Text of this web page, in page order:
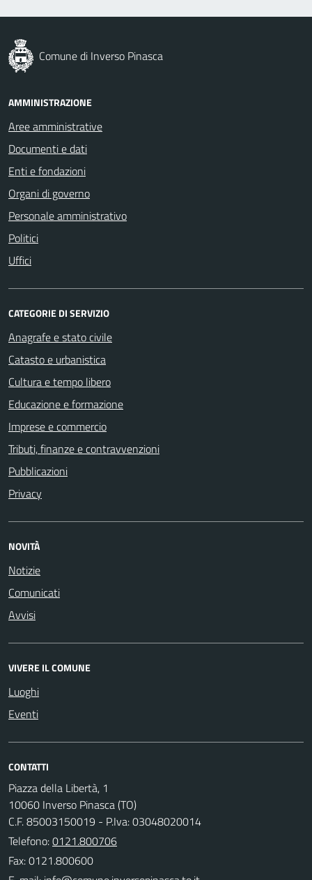
Comune di Inverso Pinasca
AMMINISTRAZIONE
Aree amministrative
Documenti e dati
Enti e fondazioni
Organi di governo
Personale amministrativo
Politici
Uffici
CATEGORIE DI SERVIZIO
Anagrafe e stato civile
Catasto e urbanistica
Cultura e tempo libero
Educazione e formazione
Imprese e commercio
Tributi, finanze e contravvenzioni
Pubblicazioni
Privacy
NOVITÀ
Notizie
Comunicati
Avvisi
VIVERE IL COMUNE
Luoghi
Eventi
CONTATTI
Piazza della Libertà, 1
10060 Inverso Pinasca (TO)
C.F. 85003150019 - P.Iva: 03048020014
Telefono:0121.800706
Fax: 0121.800600